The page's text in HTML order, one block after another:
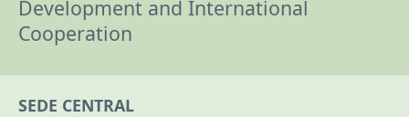
Development and International
Cooperation
SEDE CENTRAL